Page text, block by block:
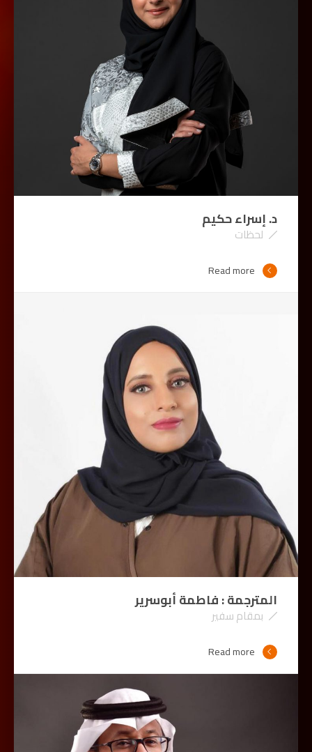
د. إسراء حكيم
لحظات
Read more
المترجمة : فاطمة أبوسرير
بمقام سفير
Read more